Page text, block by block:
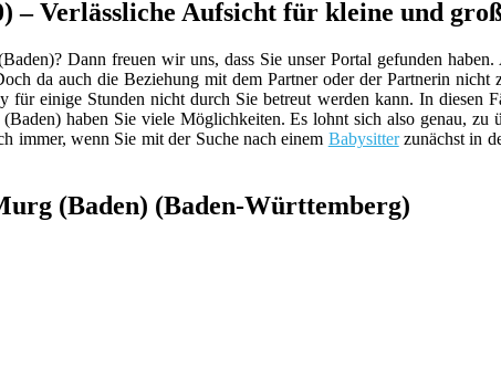
– Verlässliche Aufsicht für kleine und
Dann freuen wir uns, dass Sie unser Portal gefunden
da auch die Beziehung mit dem Partner oder der Partnerin
für einige Stunden nicht durch Sie betreut werden kann. In diesen
haben Sie viele Möglichkeiten. Es lohnt sich also genau, zu
immer, wenn Sie mit der Suche nach einem Babysitterzunächst in
(Baden) (Baden-Württemberg)